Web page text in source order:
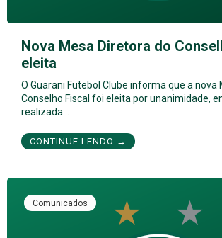
Nova Mesa Diretora do
eleita
O Guarani Futebol Clube informa que a nova
Conselho Fiscal foi eleita por unanimidade,
realizada…
CONTINUE LENDO →
Comunicados